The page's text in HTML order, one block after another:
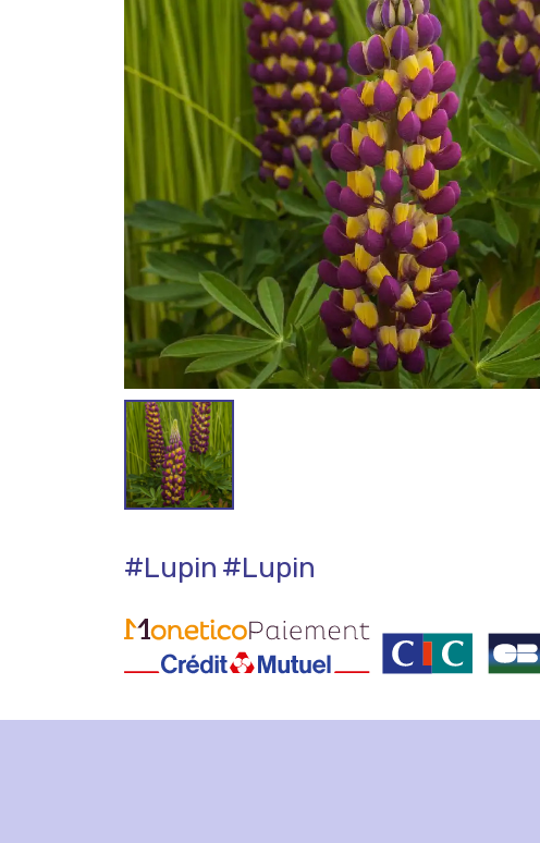
#Lupin #Lupin